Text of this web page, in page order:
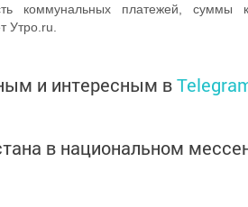
коммунальных платежей, суммы
Утро.ru.
и интересным в
в национальном